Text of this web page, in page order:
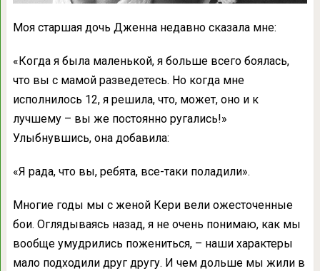
Моя старшая дочь Дженна недавно сказала мне:
«Когда я была маленькой, я больше всего боялась,
что вы с мамой разведетесь. Но когда мне
исполнилось 12, я решила, что, может, оно и к
лучшему – вы же постоянно ругались!»
Улыбнувшись, она добавила:
«Я рада, что вы, ребята, все-таки поладили».
Многие годы мы с женой Кери вели ожесточенные
бои. Оглядываясь назад, я не очень понимаю, как мы
вообще умудрились пожениться, – наши характеры
мало подходили друг другу. И чем дольше мы жили в